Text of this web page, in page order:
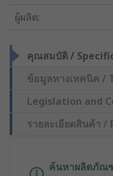
ผู้ผลิต:
คุณสมบัติ /
ข้อมูลทางเทคนิค /
Legislation and
รายละเอียดสินค้า
ค้นหาผลิตภัณ